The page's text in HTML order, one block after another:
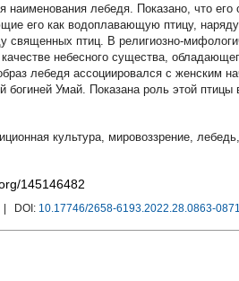
лебедя. Показано, что его
его как водоплавающую птицу,
священных птиц. В религиозно-
небесного существа,
лебедя ассоциировался с женским
богиней Умай. Показана роль этой
культура, мировоззрение, лебедь,
145146482
| DOI: 10.17746/2658-6193.2022.28.0863-0871